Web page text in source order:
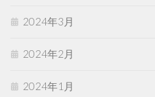
2024年3月
2024年2月
2024年1月